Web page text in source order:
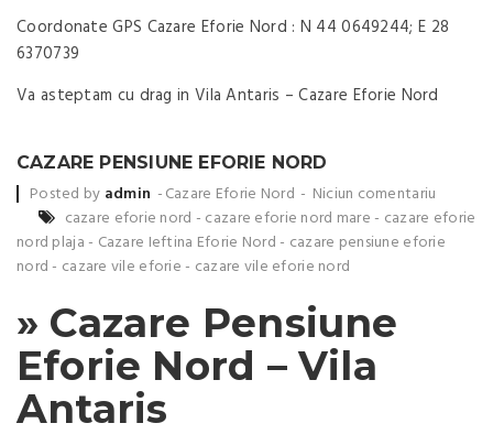
Coordonate GPS Cazare Eforie Nord : N 44 0649244; E 28
6370739
Va asteptam cu drag in Vila Antaris – Cazare Eforie Nord
CAZARE PENSIUNE EFORIE NORD
Posted by admin Cazare Eforie Nord
Niciun comentariu
cazare eforie nord - cazare eforie nord mare - cazare eforie
nord plaja - Cazare Ieftina Eforie Nord - cazare pensiune eforie
nord - cazare vile eforie - cazare vile eforie nord
» Cazare Pensiune
Eforie Nord – Vila
Antaris